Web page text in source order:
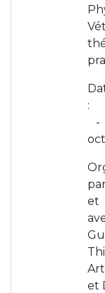
-
et
et